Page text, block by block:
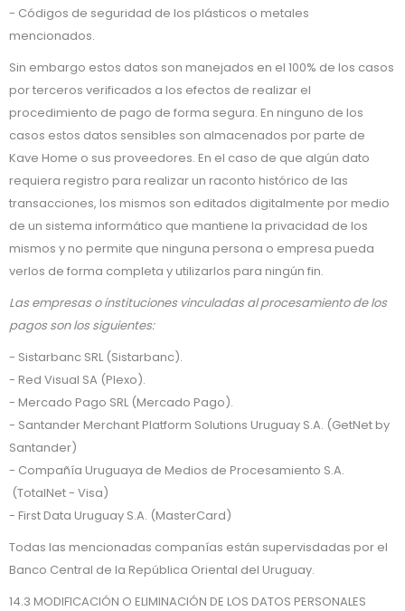
- Códigos de seguridad de los plásticos o metales
mencionados.
Sin embargo estos datos son manejados en el 100% de los casos
por terceros verificados a los efectos de realizar el
procedimiento de pago de forma segura. En ninguno de los
casos estos datos sensibles son almacenados por parte de
Kave Home o sus proveedores. En el caso de que algún dato
requiera registro para realizar un raconto histórico de las
transacciones, los mismos son editados digitalmente por medio
de un sistema informático que mantiene la privacidad de los
mismos y no permite que ninguna persona o empresa pueda
verlos de forma completa y utilizarlos para ningún fin.
Las empresas o instituciones vinculadas al procesamiento de los
pagos son los siguientes:
- Sistarbanc SRL (Sistarbanc).
- Red Visual SA (Plexo).
- Mercado Pago SRL (Mercado Pago).
- Santander Merchant Platform Solutions Uruguay S.A. (GetNet by
Santander)
- Compañía Uruguaya de Medios de Procesamiento S.A.
(TotalNet - Visa)
- First Data Uruguay S.A. (MasterCard)
Todas las mencionadas companías están supervisdadas por el
Banco Central de la República Oriental del Uruguay.
14.3 MODIFICACIÓN O ELIMINACIÓN DE LOS DATOS PERSONALES